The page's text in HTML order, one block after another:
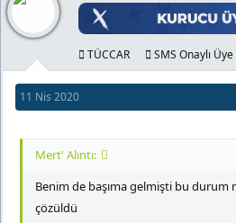
TÜCCAR
SMS Onaylı Üye
11 Nis 2020
Mert' Alıntı:
Benim de başıma gelmişti bu durum
çözüldü